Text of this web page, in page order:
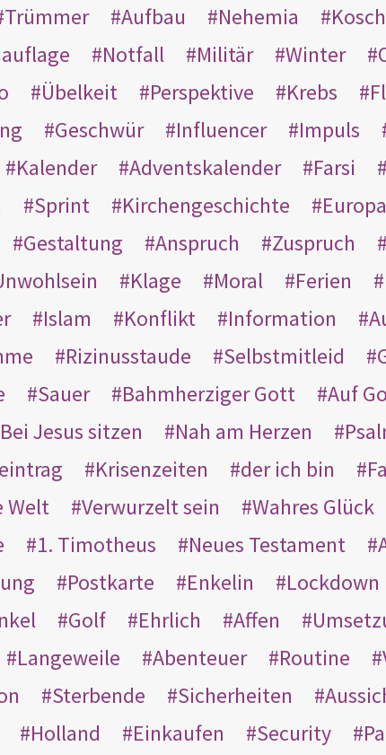
Trümmer Aufbau Nehemia
Notfall Militär Winter
Übelkeit Perspektive Krebs
Geschwür Influencer Impuls
Kalender Adventskalender Farsi
Sprint Kirchengeschichte Europa
Gestaltung Anspruch Zuspruch
Klage Moral Ferien
Islam Konflikt Information
Rizinusstaude Selbstmitleid
Sauer Bahmherziger Gott Auf
Bei Jesus sitzen Nah am Herzen
Krisenzeiten der ich bin
Welt
Verwurzelt sein Wahres Glück
1. Timotheus Neues Testament
Postkarte Enkelin Lockdown
Golf Ehrlich Affen
Langeweile Abenteuer Routine
Sterbende Sicherheiten
Holland Einkaufen Security